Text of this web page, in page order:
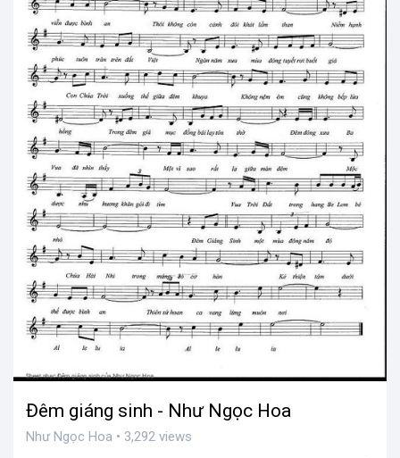
Đêm giáng sinh - Như Ngọc Hoa
Như Ngọc Hoa • 3,292 views